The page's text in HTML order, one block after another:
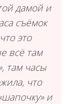
дамой и
съёмок
это
всё там
там часы
что
и